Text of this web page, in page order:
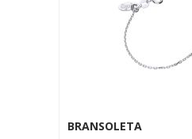
BRANSOLETA